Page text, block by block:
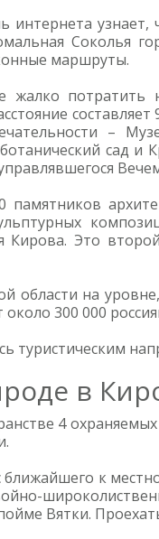
интернета
Соколья
маршруты.
потратить
–
сад
Это
области на
300 000
в
4
к
Вятки.